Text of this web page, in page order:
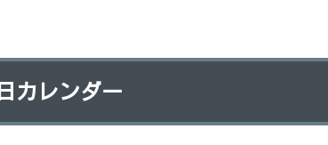
カレンダー